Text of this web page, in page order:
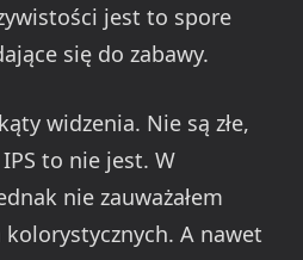
jest to spore
się do zabawy.
widzenia. Nie są złe,
to nie jest. W
nie zauważałem
kolorystycznych. A nawet